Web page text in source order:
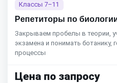
Классы 7–11
Репетиторы по
Закрываем пробелы в теории,
экзамена и понимать ботанику,
процессы
Цена по запросу